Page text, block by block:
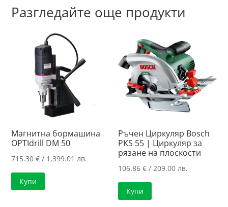
Разгледайте още продукти
Магнитна бормашина
OPTIdrill DM 50
715.30€ / 1,399.01 лв.
Купи
Ръчен Циркуляр Bosch
PKS 55 | Циркуляр за
рязанe нa плоскости
106.86€ / 209.00 лв.
Купи